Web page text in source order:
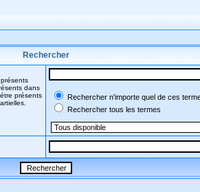
Rechercher
dans
présents
Rechercher n'importe quel de ces
Rechercher tous les termes